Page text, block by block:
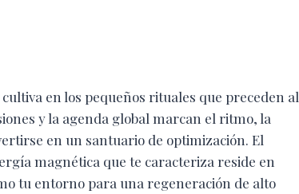
en los pequeños rituales que preceden al
y la agenda global marcan el ritmo, la
en un santuario de optimización. El
magnética que te caracteriza reside en
tu entorno para una regeneración de alto